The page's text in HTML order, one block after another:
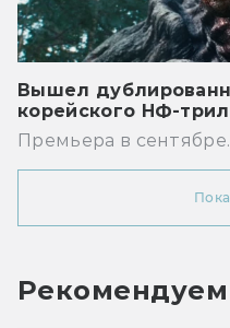
Вышел
корейского НФ-
Премьера в сентябре.
Рекомендуем